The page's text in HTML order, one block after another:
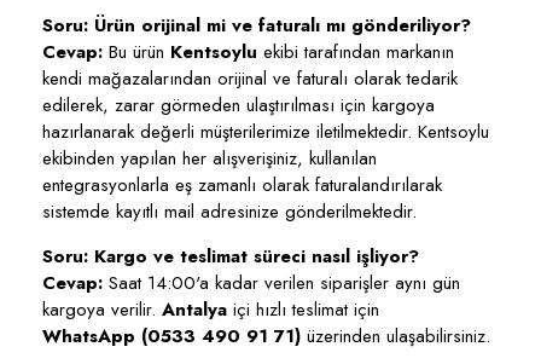
Soru: Ürün orijinal mi ve faturalı mı gönderiliyor?
Cevap: Bu ürün Kentsoylu ekibi tarafından markanın
kendi mağazalarından orijinal ve faturalı olarak tedarik
edilerek, zarar görmeden ulaştırılması için kargoya
hazırlanarak değerli müşterilerimize iletilmektedir. Kentsoylu
ekibinden yapılan her alışverişiniz, kullanılan
entegrasyonlarla eş zamanlı olarak faturalandırılarak
sistemde kayıtlı mail adresinize gönderilmektedir.
Soru: Kargo ve teslimat süreci nasıl işliyor?
Cevap: Saat 14:00'a kadar verilen siparişler aynı gün
kargoya verilir. Antalya içi hızlı teslimat için
WhatsApp (0533 490 91 71) üzerinden ulaşabilirsiniz.